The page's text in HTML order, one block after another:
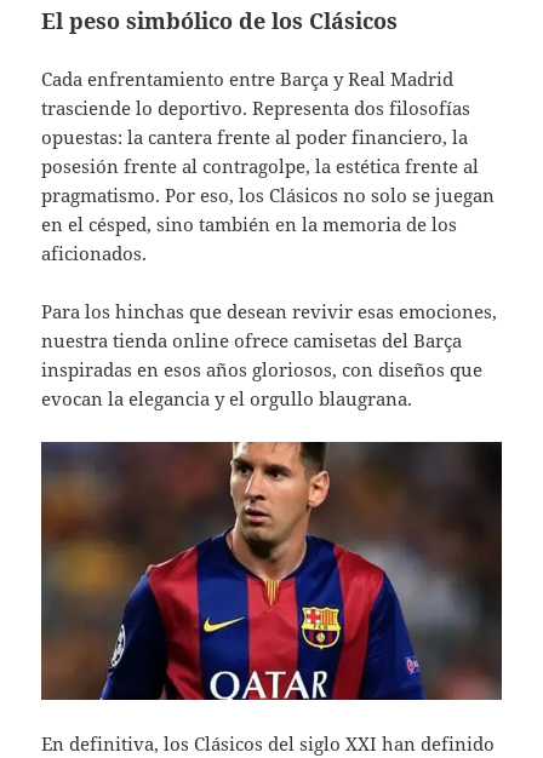
El peso simbólico de los Clásicos
Cada enfrentamiento entre Barça y Real Madrid
trasciende lo deportivo. Representa dos filosofías
opuestas: la cantera frente al poder financiero, la
posesión frente al contragolpe, la estética frente al
pragmatismo. Por eso, los Clásicos no solo se juegan
en el césped, sino también en la memoria de los
aficionados.
Para los hinchas que desean revivir esas emociones,
nuestra tienda online ofrece camisetas del Barça
inspiradas en esos años gloriosos, con diseños que
evocan la elegancia y el orgullo blaugrana.
En definitiva, los Clásicos del siglo XXI han definido